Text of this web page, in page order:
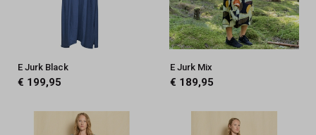
E Jurk Black
€ 199,95
E Jurk Mix
€ 189,95